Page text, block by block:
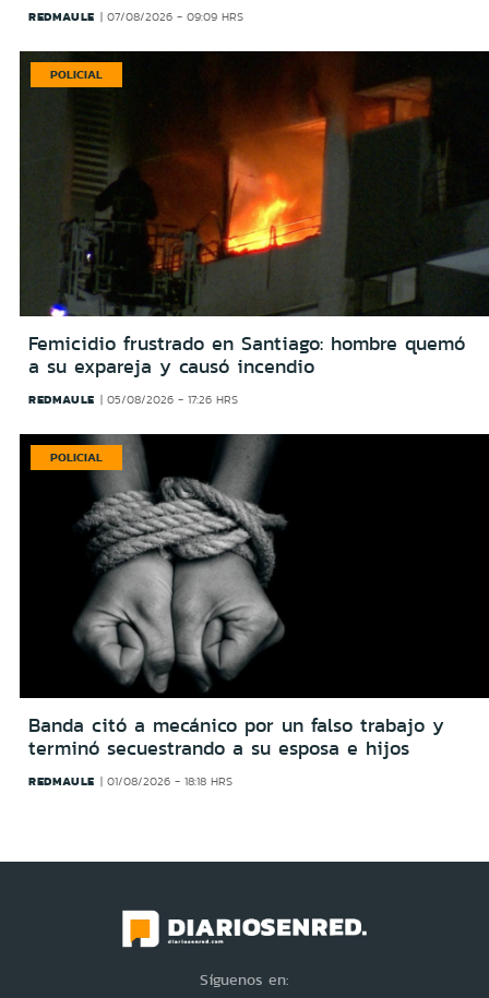
REDMAULE 07/08/2026 - 09:09 HRS
POLICIAL
Femicidio frustrado en Santiago: hombre quemó
a su expareja y causó incendio
REDMAULE 05/08/2026 - 17:26 HRS
POLICIAL
Banda citó a mecánico por un falso trabajo y
terminó secuestrando a su esposa e hijos
REDMAULE 01/08/2026 - 18:18 HRS
Síguenos en: